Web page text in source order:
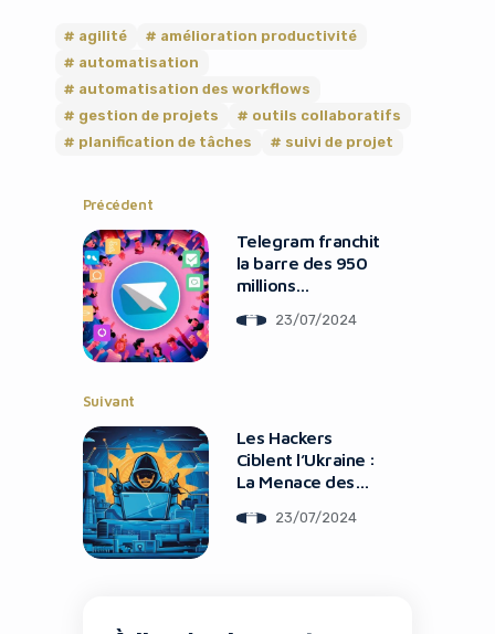
agilité
amélioration productivité
automatisation
automatisation des workflows
gestion de projets
outils collaboratifs
planification de tâches
suivi de projet
Précédent
Telegram franchit
la barre des 950
millions
Prépare le23/07/2024
Suivant
Les Hackers
Ciblent l’Ukraine :
La Menace des
23/07/2024
Yes, I will turn off Ad-Blocker